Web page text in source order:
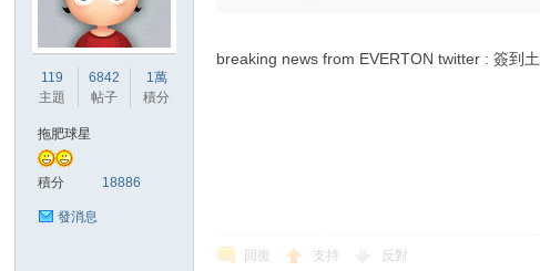
119
主題
6842
帖子
1萬
積分
拖肥球星
積分 18886
發消息
breaking news from EVERTON twitter : 簽到
回復 支持 反對